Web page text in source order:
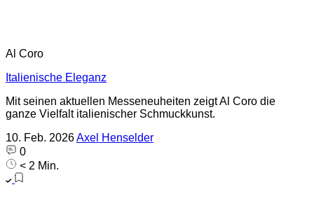
Al Coro
Italienische Eleganz
Mit seinen aktuellen Messeneuheiten zeigt Al Coro die
ganze Vielfalt italienischer Schmuckkunst.
10. Feb. 2026Axel Henselder
0
< 2 Min.